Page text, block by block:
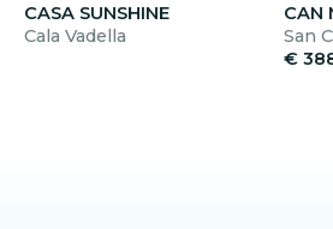
CASA SUNSHINE
Cala Vadella
CAN
San
€